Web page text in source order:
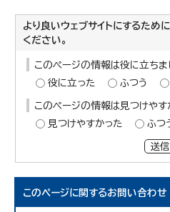
より良いウェブサイトにするため
ください。
このページの情報は役に立ちま
役に立った
ふつう
このページの情報は見つけやす
見つけやすかった
ふつ
送信
このページに関するお問い合わせ